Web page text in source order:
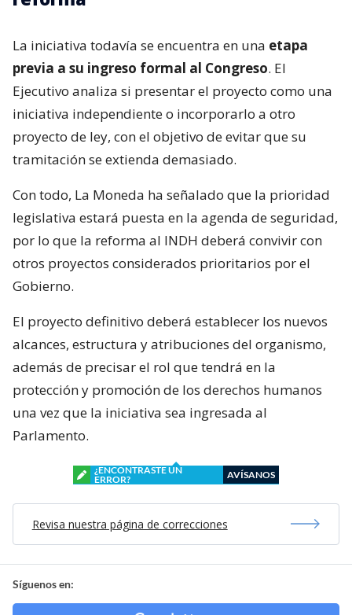
La iniciativa todavía se encuentra en una etapa
previa a su ingreso formal al Congreso. El
Ejecutivo analiza si presentar el proyecto como una
iniciativa independiente o incorporarlo a otro
proyecto de ley, con el objetivo de evitar que su
tramitación se extienda demasiado.
Con todo, La Moneda ha señalado que la prioridad
legislativa estará puesta en la agenda de seguridad,
por lo que la reforma al INDH deberá convivir con
otros proyectos considerados prioritarios por el
Gobierno.
El proyecto definitivo deberá establecer los nuevos
alcances, estructura y atribuciones del organismo,
además de precisar el rol que tendrá en la
protección y promoción de los derechos humanos
una vez que la iniciativa sea ingresada al
Parlamento.
¿ENCONTRASTE UN
ERROR?
AVÍSANOS
Revisa nuestra página de correcciones
Síguenos en: